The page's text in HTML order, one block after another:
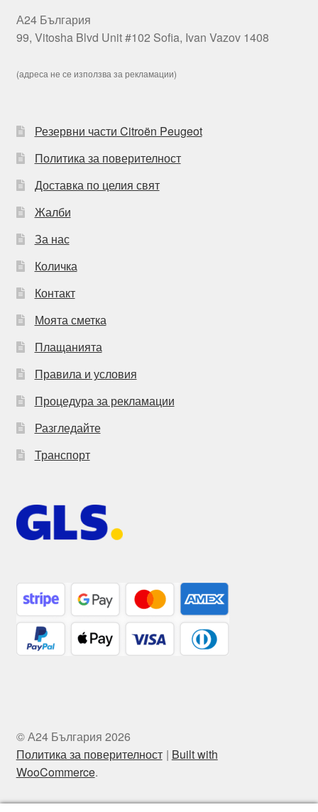
А24 България
99, Vitosha Blvd Unit #102 Sofia, Ivan Vazov 1408
(адреса не се използва за рекламации)
Резервни части Citroën Peugeot
Политика за поверителност
Доставка по целия свят
Жалби
За нас
Количка
Контакт
Моята сметка
Плащанията
Правила и условия
Процедура за рекламации
Разгледайте
Транспорт
© А24 България 2026
Политика за поверителност
Built with
WooCommerce.